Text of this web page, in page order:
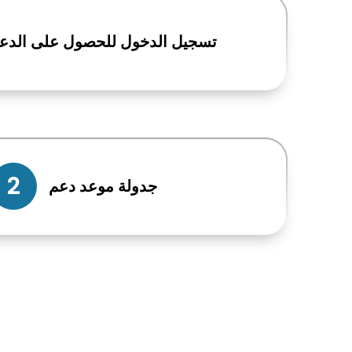
تسجيل الدخول للحصول على
2 جدولة موعد دعم